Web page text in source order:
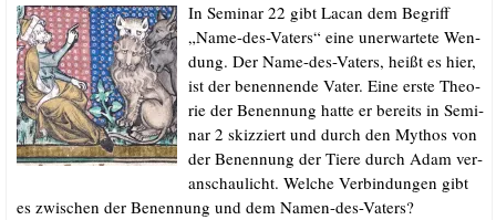
In Semi­nar 22 gibt Lacan dem Begriff
„Name-des-Vaters“ eine uner­war­te­te Wen­
dung. Der Name-des-Vaters, heißt es hier,
ist der benen­nen­de Vater. Eine ers­te Theo­
rie der Benen­nung hat­te er bereits in Semi­
nar 2 skiz­ziert und durch den Mythos von
der Benen­nung der Tie­re durch Adam ver­
an­schau­licht. Wel­che Ver­bin­dun­gen gibt
es zwi­schen der Benen­nung und dem Namen-des-Vaters?